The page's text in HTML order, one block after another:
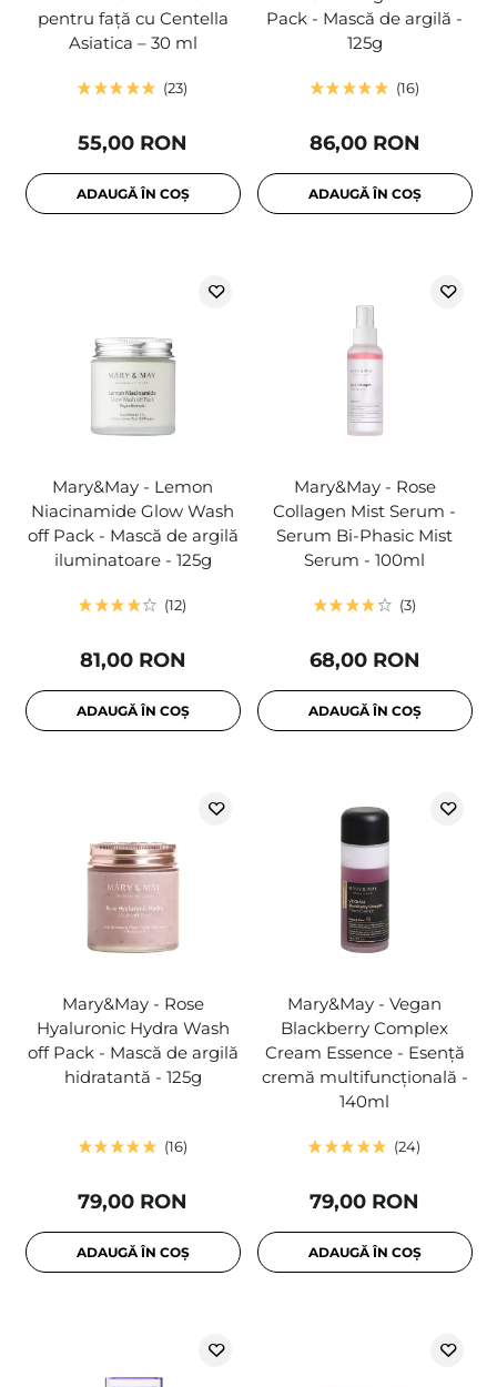
pentru față cu Centella
Asiatica – 30 ml
23
55,00 RON
ADAUGĂ ÎN COȘ
Pack - Mască de argilă -
125g
16
86,00 RON
ADAUGĂ ÎN COȘ
Mary&May - Lemon
Niacinamide Glow Wash
off Pack - Mască de argilă
iluminatoare - 125g
12
81,00 RON
ADAUGĂ ÎN COȘ
Mary&May - Rose
Collagen Mist Serum -
Serum Bi-Phasic Mist
Serum - 100ml
3
68,00 RON
ADAUGĂ ÎN COȘ
Mary&May - Rose
Hyaluronic Hydra Wash
off Pack - Mască de argilă
hidratantă - 125g
16
79,00 RON
ADAUGĂ ÎN COȘ
Mary&May - Vegan
Blackberry Complex
Cream Essence - Esență
cremă multifuncțională -
140ml
24
79,00 RON
ADAUGĂ ÎN COȘ